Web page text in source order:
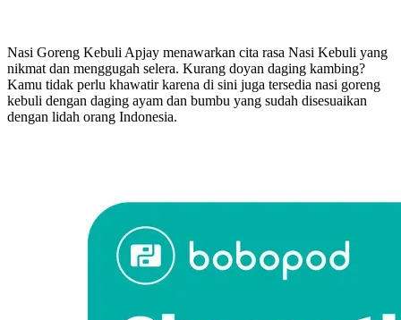
Nasi Goreng Kebuli Apjay menawarkan cita rasa Nasi Kebuli yang
nikmat dan menggugah selera. Kurang doyan daging kambing?
Kamu tidak perlu khawatir karena di sini juga tersedia nasi goreng
kebuli dengan daging ayam dan bumbu yang sudah disesuaikan
dengan lidah orang Indonesia.